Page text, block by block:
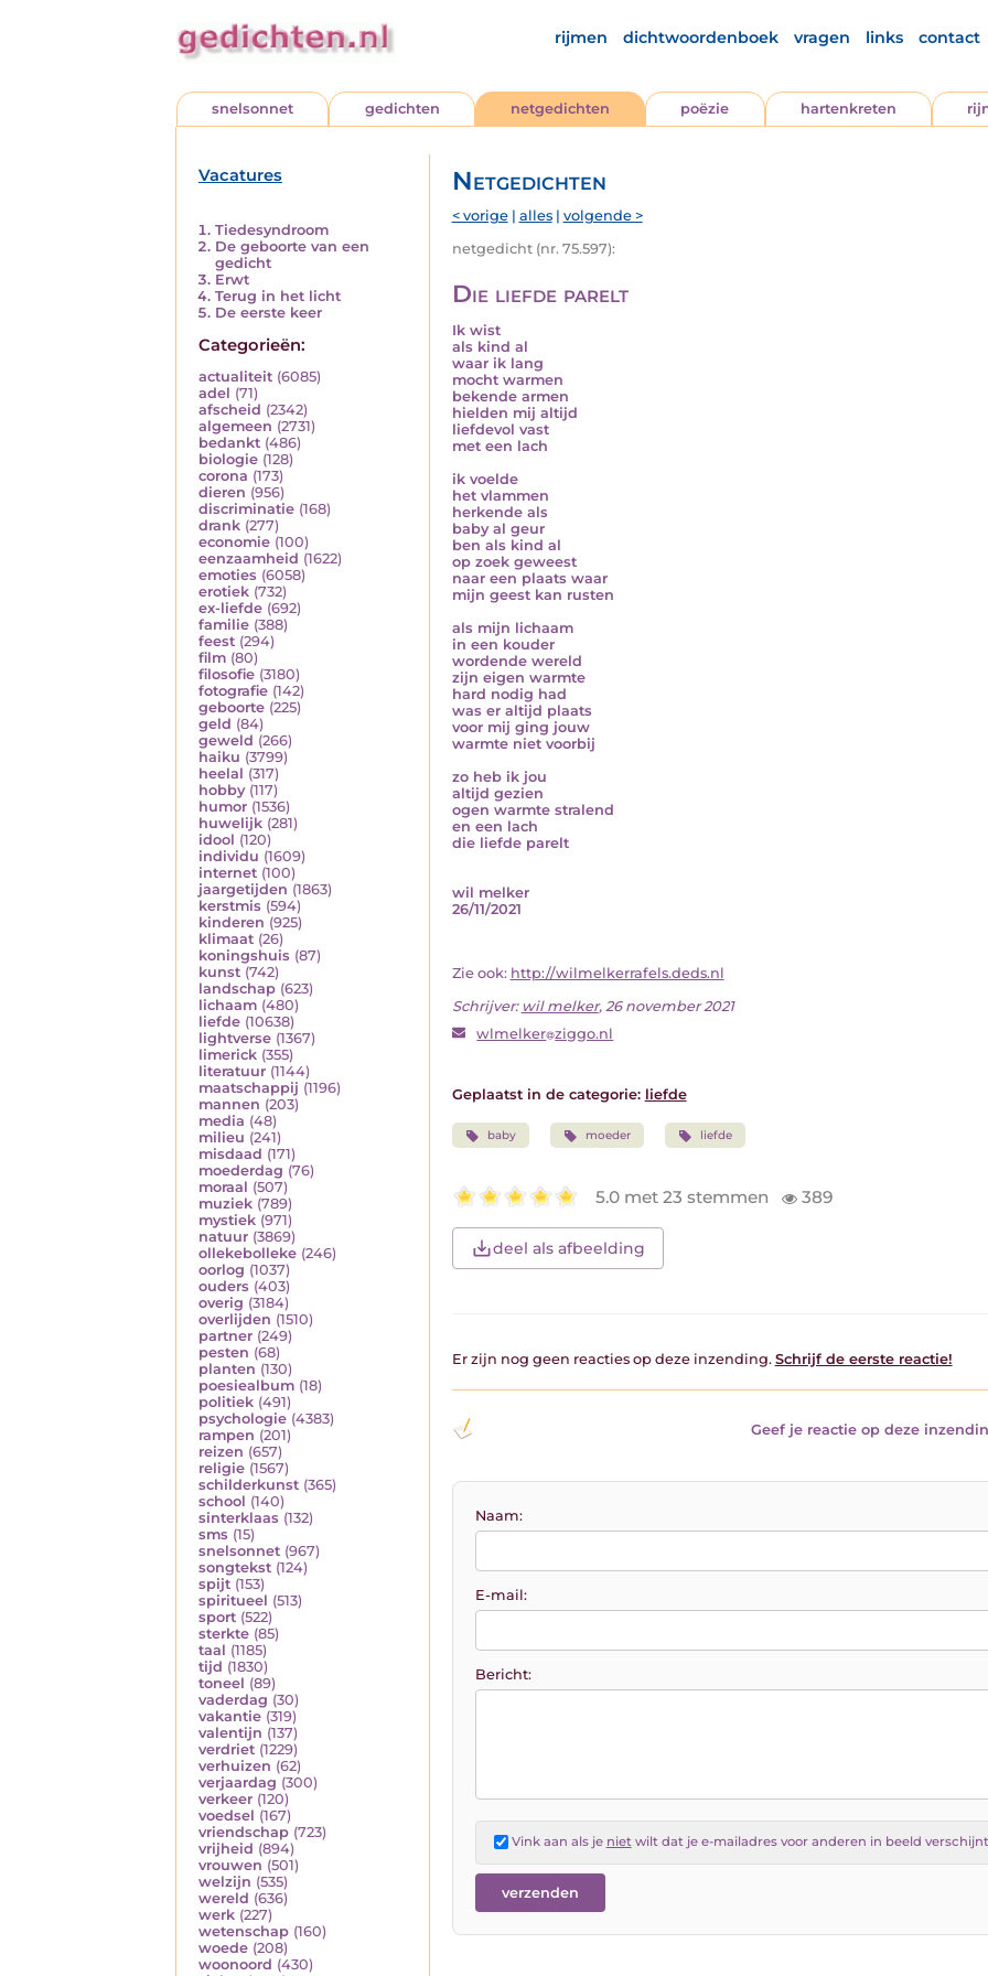
rijmen dichtwoordenboek vragen links contact
snelsonnet gedichten netgedichten poëzie hartenkreten
Vacatures
Tiedesyndroom
De geboorte van een
gedicht
Erwt
Terug in het licht
De eerste keer
Categorieën:
actualiteit (6085)
adel (71)
afscheid (2342)
algemeen (2731)
bedankt (486)
biologie (128)
corona (173)
dieren (956)
discriminatie (168)
drank (277)
economie (100)
eenzaamheid (1622)
emoties (6058)
erotiek (732)
ex-liefde (692)
familie (388)
feest (294)
film (80)
filosofie (3180)
fotografie (142)
geboorte (225)
geld (84)
geweld (266)
haiku (3799)
heelal (317)
hobby (117)
humor (1536)
huwelijk (281)
idool (120)
individu (1609)
internet (100)
jaargetijden (1863)
kerstmis (594)
kinderen (925)
klimaat (26)
koningshuis (87)
kunst (742)
landschap (623)
lichaam (480)
liefde (10638)
lightverse (1367)
limerick (355)
literatuur (1144)
maatschappij (1196)
mannen (203)
media (48)
milieu (241)
misdaad (171)
moederdag (76)
moraal (507)
muziek (789)
mystiek (971)
natuur (3869)
ollekebolleke (246)
oorlog (1037)
ouders (403)
overig (3184)
overlijden (1510)
partner (249)
pesten (68)
planten (130)
poesiealbum (18)
politiek (491)
psychologie (4383)
rampen (201)
reizen (657)
religie (1567)
schilderkunst (365)
school (140)
sinterklaas (132)
sms (15)
snelsonnet (967)
songtekst (124)
spijt (153)
spiritueel (513)
sport (522)
sterkte (85)
taal (1185)
tijd (1830)
toneel (89)
vaderdag (30)
vakantie (319)
valentijn (137)
verdriet (1229)
verhuizen (62)
verjaardag (300)
verkeer (120)
voedsel (167)
vriendschap (723)
vrijheid (894)
vrouwen (501)
welzijn (535)
wereld (636)
werk (227)
wetenschap (160)
woede (208)
woonoord (430)
Netgedichten
< vorige| alles| volgende >
netgedicht (nr. 75.597):
Die liefde parelt
Ik wist
als kind al
waar ik lang
mocht warmen
bekende armen
hielden mij altijd
liefdevol vast
met een lach
ik voelde
het vlammen
herkende als
baby al geur
ben als kind al
op zoek geweest
naar een plaats waar
mijn geest kan rusten
als mijn lichaam
in een kouder
wordende wereld
zijn eigen warmte
hard nodig had
was er altijd plaats
voor mij ging jouw
warmte niet voorbij
zo heb ik jou
altijd gezien
ogen warmte stralend
en een lach
die liefde parelt
wil melker
26/11/2021
Zie ook: http://wilmelkerrafels.deds.nl
Schrijver: wil melker, 26 november 2021
wlmelker ziggo.nl
Geplaatst in de categorie: liefde
baby moeder liefde
5.0 met 23 stemmen 389
deel als afbeelding
Er zijn nog geen reacties op deze inzending. Schrijf de eerste reactie!
Geef je reactie op deze
Naam:
E-mail:
Bericht:
Vink aan als je nietwilt dat je e-mailadres voor anderen in beeld verschijnt